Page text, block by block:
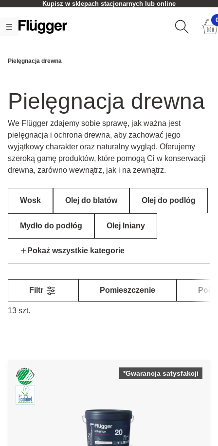
Czas realizacji zamówienia: 2-5 dni roboczych
Pielęgnacja drewna
Pielęgnacja drewna
We Flügger zdajemy sobie sprawę, jak ważna jest
pielęgnacja i ochrona drewna, aby zachować jego
wyjątkowy charakter oraz naturalny wygląd. Oferujemy
szeroką gamę produktów, które pomogą Ci w konserwacji
drewna, zarówno wewnątrz, jak i na zewnątrz.
Wosk Olej do blatów Olej do podlóg
Mydło do podłóg Olej lniany
Pokaż wszystkie kategorie
13 szt.
Filtr Pomieszczenie
*Gwarancja satysfakcji